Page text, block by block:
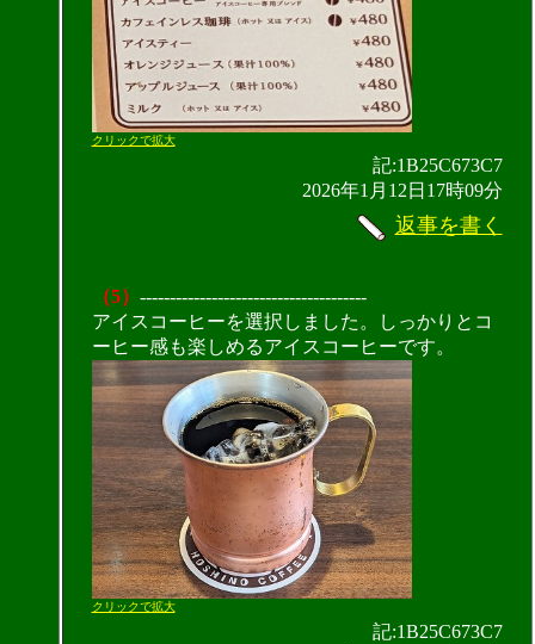
クリックで拡大
記:1B25C673C7
2026年1月12日17時09分
返事を書く
（5） --------------------------------------
アイスコーヒーを選択しました。しっかりとコ
ーヒー感も楽しめるアイスコーヒーです。
クリックで拡大
記:1B25C673C7